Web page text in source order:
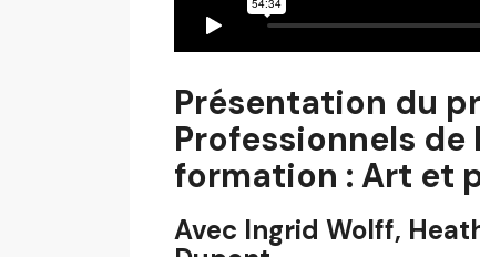
Présentation du
Professionnels de
formation : Art et
Avec Ingrid Wolff,